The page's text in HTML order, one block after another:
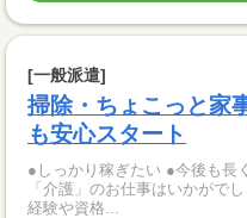
[一般派遣]
掃除・ちょこっと家
も安心スタート
●しっかり稼ぎたい ●今後も長く続け
「介護」のお仕事はいかがでしょうか？ 介護といっ
経験や資格...